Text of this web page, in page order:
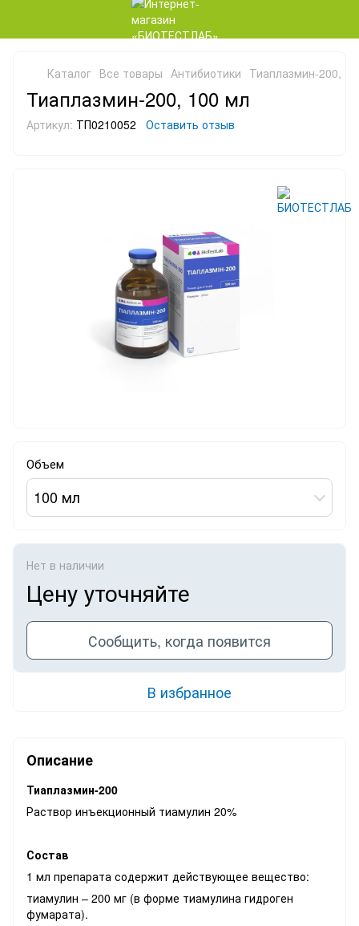
Каталог Все товары Антибиотики Тиаплазмин-200,
Тиаплазмин-200, 100 мл
Артикул: ТП0210052 Оставить отзыв
Объем
100 мл
Нет в наличии
Цену уточняйте
Сообщить, когда появится
В избранное
Описание
Тиаплазмин-200
Раствор инъекционный тиамулин 20%
Состав
1 мл препарата содержит действующее вещество:
тиамулин – 200 мг (в форме тиамулина гидроген
фумарата).